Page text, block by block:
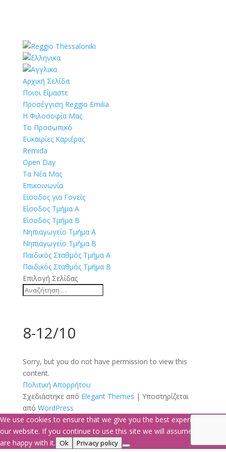
Αρχική Σελίδα
Ποιοι Είμαστε
Προσέγγιση Reggio Emilia
Η Φιλοσοφία Μας
Το Προσωπικό
Ευκαιρίες Καριέρας
Remida
Open Day
Τα Νέα Μας
Επικοινωνία
Είσοδος για Γονείς
Είσοδος Τμήμα Α
Είσοδος Τμήμα Β
Νηπιαγωγείο Τμήμα Α
Νηπιαγωγείο Τμήμα Β
Παιδικός Σταθμός Τμήμα Α
Παιδικός Σταθμός Τμήμα Β
Επιλογή Σελίδας
8-12/10
Sorry, but you do not have permission to view this
content.
Πολιτική Απορρήτου
Σχεδιάστηκε από Elegant Themes | Υποστηρίζεται
από WordPress
We use cookies to ensure that we give you the best experience on
our website. If you continue to use this site we will assume that you
are happy with it. Ok Privacy policy